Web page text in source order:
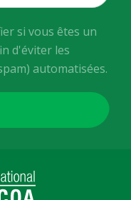
si vous êtes un
d'éviter les
automatisées.